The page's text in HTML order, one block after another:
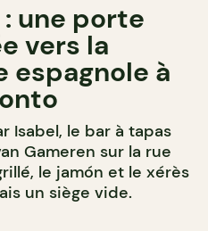
une porte
vers la
espagnole à
Isabel, le bar à tapas
Gameren sur la rue
le jamón et le xérès
un siège vide.